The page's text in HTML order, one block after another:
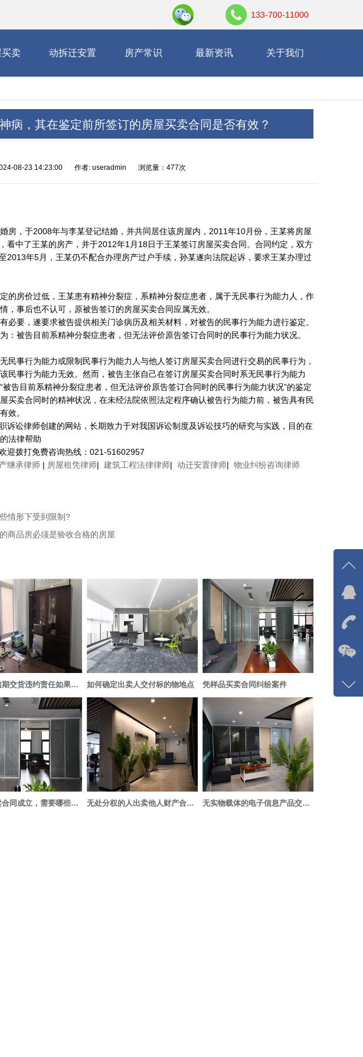
133-700-11000
买卖 动拆迁安置 房产常识 最新资讯 关于我们
病，其在鉴定前所签订的房屋买卖合同是否有效？
08-23 14:23:00 作者: useradmin 浏览量：477次
房，于2008年与李某登记结婚，并共同居住该房屋内，2011年10月份，王某将房屋
看中了王某的房产，并于2012年1月18日于王某签订房屋买卖合同。合同约定，双方
2013年5月，王某仍不配合办理房产过户手续，孙某遂向法院起诉，要求王某办理过
的房价过低，王某患有精神分裂症，系精神分裂症患者，属于无民事行为能力人，作
，事后也不认可，原被告签订的房屋买卖合同应属无效。
必要，遂要求被告提供相关门诊病历及相关材料，对被告的民事行为能力进行鉴定。
：被告目前系精神分裂症患者，但无法评价原告签订合同时的民事行为能力状况。
民事行为能力或限制民事行为能力人与他人签订房屋买卖合同进行交易的民事行为，
民事行为能力无效。然而，被告主张自己在签订房屋买卖合同时系无民事行为能力
告目前系精神分裂症患者，但无法评价原告签订合同时的民事行为能力状况”的鉴定
买卖合同时的精神状况，在未经法院依照法定程序确认被告行为能力前，被告具有民
效。
诉讼律师创建的网站，长期致力于对我国诉讼制度及诉讼技巧的研究与实践，目的在
法律帮助
迎拨打免费咨询热线：021-51602957
继承律师 | 房屋租凭律师| 建筑工程法律律师| 动迁安置律师| 物业纠纷咨询律师
情形下受到限制?
商品房必须是验收合格的房屋
出卖人逾期交货违约责任如果认定 如何确定出卖人交付标的物地点 凭样品买卖合同纠纷案件
证明买卖合同成立，需要哪些证据？ 无处分权的人出卖他人财产合同有效 无实物载体的电子信息产品交易仍适用《合同法》中买卖合同的规定
在线
我
133-